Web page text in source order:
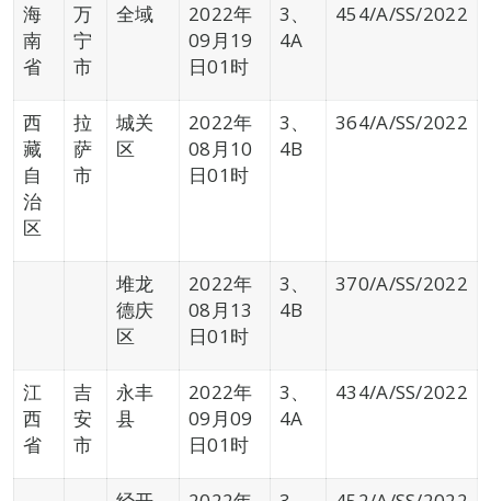
海
南
省
万
宁
市
全域
2022年
09月19
日01时
3、
4A
454/A/SS/2022
西
藏
自
治
区
拉
萨
市
城关
区
2022年
08月10
日01时
3、
4B
364/A/SS/2022
堆龙
德庆
区
2022年
08月13
日01时
3、
4B
370/A/SS/2022
江
西
省
吉
安
市
永丰
县
2022年
09月09
日01时
3、
4A
434/A/SS/2022